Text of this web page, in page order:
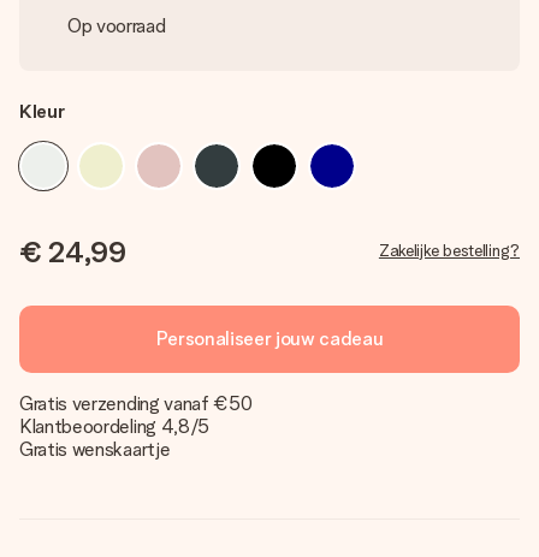
Op voorraad
Kleur
€ 24,99 Zakelijke bestelling?
Personaliseer jouw cadeau
Gratis verzending vanaf €50
Klantbeoordeling 4,8/5
Gratis wenskaartje